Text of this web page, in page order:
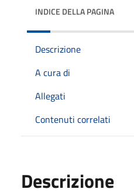
INDICE DELLA PAGINA
Descrizione
A cura di
Allegati
Contenuti correlati
Descrizione